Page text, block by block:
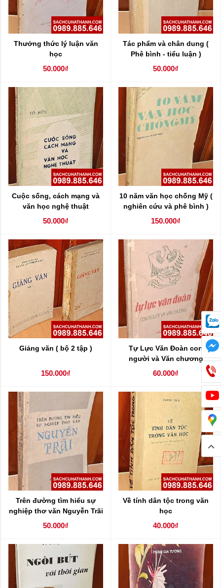
Thưởng thức lý luận văn
học
50.000₫
Tác phẩm và chân dung (
Phê bình - tiểu luận )
50.000₫
Cuộc sống, cách mạng và
văn học nghệ thuật
50.000₫
10 năm văn học chống Mỹ (
nghiên cứu và phê bình )
150.000₫
Giảng văn ( bộ 2 tập )
150.000₫
Tự Lực Văn Đoàn con
người và Văn chương
60.000₫
Trên đường tìm hiểu sự
nghiệp thơ văn Nguyễn Trãi
( tiểu luận )
50.000₫
Về tính dân tộc trong văn
học
40.000₫